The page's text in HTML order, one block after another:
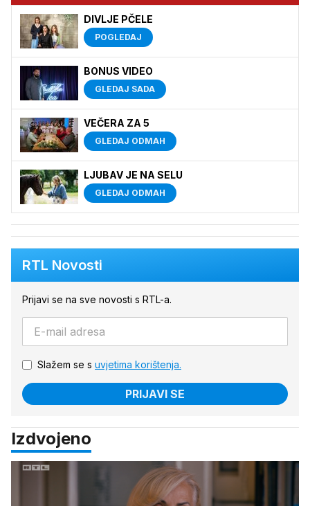
DIVLJE PČELE
POGLEDAJ
BONUS VIDEO
GLEDAJ SADA
VEČERA ZA 5
GLEDAJ ODMAH
LJUBAV JE NA SELU
GLEDAJ ODMAH
RTL Novosti
Prijavi se na sve novosti s RTL-a.
Slažem se s uvjetima korištenja.
PRIJAVI SE
Izdvojeno